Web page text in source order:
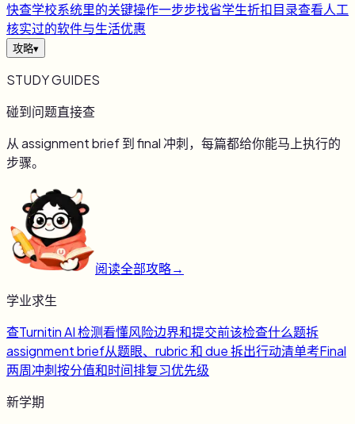
快查学校系统里的关键操作一步步找省学生折扣目录查看人工
核实过的软件与生活优惠
攻略▾
STUDY GUIDES
碰到问题直接查
从 assignment brief 到 final 冲刺，每篇都给你能马上执行的
步骤。
阅读全部攻略→
学业求生
查Turnitin AI 检测看懂风险边界和提交前该检查什么题拆
assignment brief从题眼、rubric 和 due 拆出行动清单考Final
两周冲刺按分值和时间排复习优先级
新学期